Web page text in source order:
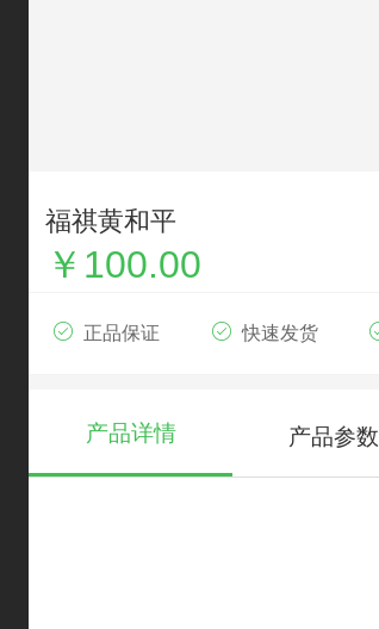
福祺黄和平
￥100.00
正品保证 快速发货
产品详情 产品参数